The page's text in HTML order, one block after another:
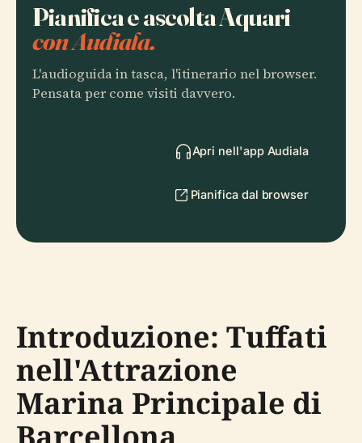
Pianifica e ascolta Aquari
con Audiala.
L'audioguida in tasca, l'itinerario nel browser.
Pensata per come visiti davvero.
Apri nell'app Audiala
Pianifica dal browser
Introduzione: Tuffati
nell'Attrazione
Marina Principale di